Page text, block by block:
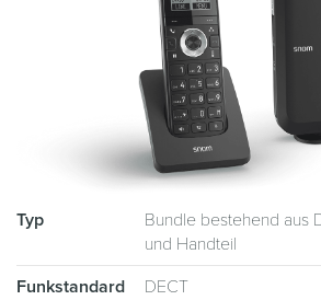
Typ
Bundle bestehend aus
und Handteil
Funkstandard
DECT